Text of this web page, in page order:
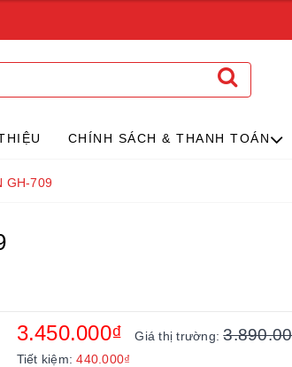
CHÍNH SÁCH & THANH TOÁN
GH-709
3.450.000₫ Giá thị trường:
Tiết kiệm:440.000₫